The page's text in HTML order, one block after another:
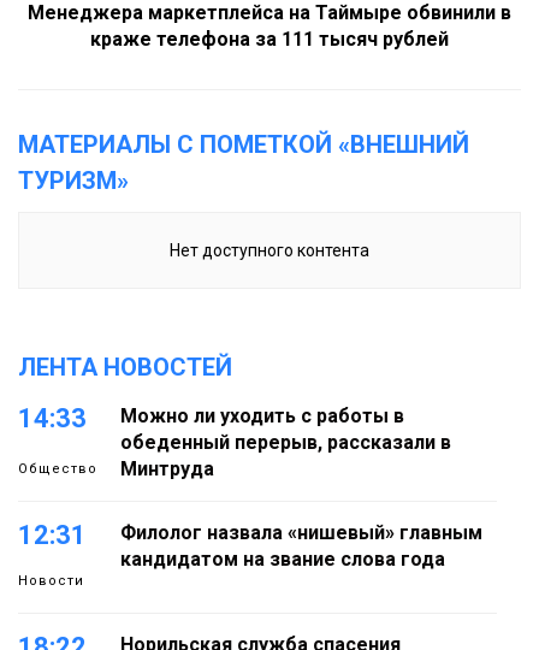
Менеджера маркетплейса на Таймыре обвинили в
краже телефона за 111 тысяч рублей
МАТЕРИАЛЫ С ПОМЕТКОЙ «ВНЕШНИЙ
ТУРИЗМ»
Нет доступного контента
ЛЕНТА НОВОСТЕЙ
14:33
Общество
Можно ли уходить с работы в
обеденный перерыв, рассказали в
Минтруда
12:31
Новости
Филолог назвала «нишевый» главным
кандидатом на звание слова года
Норильская служба спасения